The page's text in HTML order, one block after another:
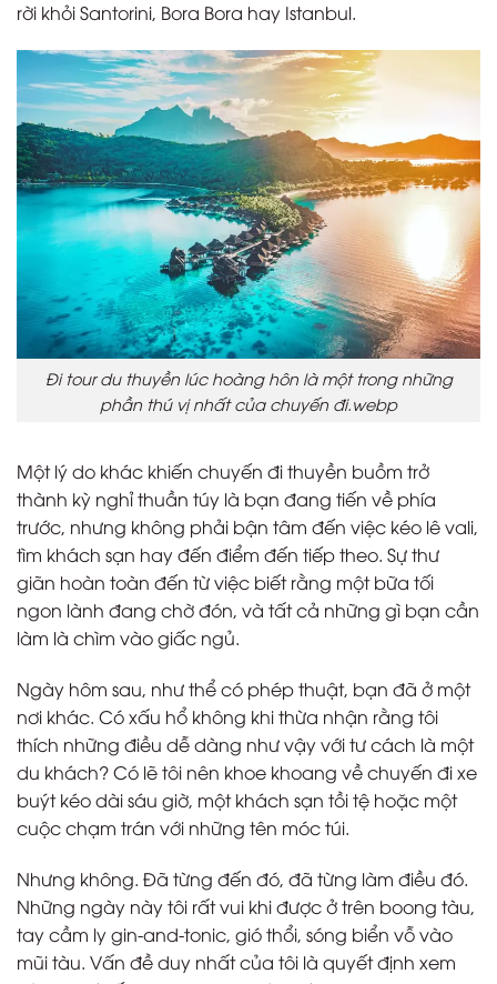
rời khỏi Santorini, Bora Bora hay Istanbul.
Đi tour du thuyền lúc hoàng hôn là một trong những
phần thú vị nhất của chuyến đi.webp
Một lý do khác khiến chuyến đi thuyền buồm trở
thành kỳ nghỉ thuần túy là bạn đang tiến về phía
trước, nhưng không phải bận tâm đến việc kéo lê vali,
tìm khách sạn hay đến điểm đến tiếp theo. Sự thư
giãn hoàn toàn đến từ việc biết rằng một bữa tối
ngon lành đang chờ đón, và tất cả những gì bạn cần
làm là chìm vào giấc ngủ.
Ngày hôm sau, như thể có phép thuật, bạn đã ở một
nơi khác. Có xấu hổ không khi thừa nhận rằng tôi
thích những điều dễ dàng như vậy với tư cách là một
du khách? Có lẽ tôi nên khoe khoang về chuyến đi xe
buýt kéo dài sáu giờ, một khách sạn tồi tệ hoặc một
cuộc chạm trán với những tên móc túi.
Nhưng không. Đã từng đến đó, đã từng làm điều đó.
Những ngày này tôi rất vui khi được ở trên boong tàu,
tay cầm ly gin-and-tonic, gió thổi, sóng biển vỗ vào
mũi tàu. Vấn đề duy nhất của tôi là quyết định xem